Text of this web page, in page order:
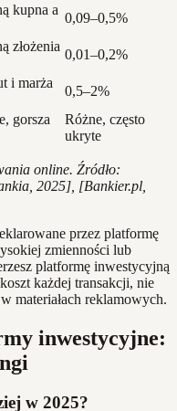
kupna a
0,09–0,5%
złożenia
0,01–0,2%
i marża
0,5–2%
gorsza
Różne, często
ukryte
online. Źródło:
2025], [Bankier.pl,
przez platformę
zmienności lub
platformę inwestycyjną
każdej transakcji, nie
materiałach reklamowych.
inwestycyjne:
w 2025?